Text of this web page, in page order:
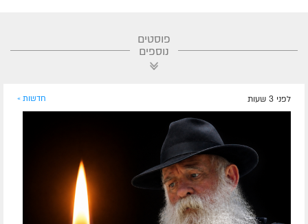
פוסטים
נוספים
לפני 3 שעות חדשות »